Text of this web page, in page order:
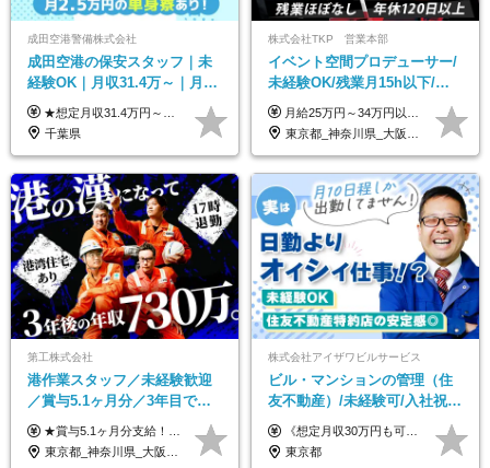
成田空港警備株式会社
成田空港の保安スタッフ｜未
経験OK｜月収31.4万～｜月
2.5万の単身寮｜住宅手当&家
族手当｜入社祝い金15万
★想定月収31.4万円～＋賞与年2回（59万円以上） ★入社お祝い金15万円支給 ★水道+光熱費無料の家賃がリーズナブルな社員寮(単身寮)あり！ ★住宅手当&家族手当あり 月給24万5000円以上(基本給21万1000円＋業務別手当35,000円)＋賞与年2回（賞与支給額：59万円以上を想定）＋残業代全額 ※みなし残業なし！残業代は全額支給します。 ※資格手当・深夜手当など、様々な手当をご用意しています。 ※入社お祝い金は１か月経過後、3ヶ月経過後、6ヶ月経過後に各5万円ずつ給与に加算して支給いたします。 ※指定の検定資格をお持ちの方には別途手当を支給します。入社後に取得した場合は給与に加算し支給します。 ・施設警備 1級7,000円 2級4,000円 ・交通誘導 1級7,000円 2級4,000円 ・雑踏警備 1級7,000円 2級4,000円 など
千葉県
株式会社TKP 営業本部
イベント空間プロデューサー/
未経験OK/残業月15h以下/豊
富な福利厚生/全国募集/平均有
給取得日数14.9日
月給25万円～34万円以上＋各種手当＋残業代＋賞与年2回（昨年度2～4ヶ月分） 初年度想定年収：350万円～ ＜クラス・経験別の月給目安＞ ■メンバークラス：月給25万円以上 ■店長やSVなどのマネジメント経験者：月給30万円～スタート可 ■リーダークラス：月給34万円以上 ※月給は配属エリア・経験・能力を考慮して決定します（前職の経験・収入をお聞かせください）。 ※上記にはみなし残業手当20～30時間分（メンバー：3万1134円以上、経験5年以上：5万2448円以上、リーダー：5万9441円以上）を含みます。 ※超過分は別途支給いたします。
東京都_神奈川県_大阪府_愛知県_北海道_宮城県_静岡県_京都府_広島県_福岡県
第工株式会社
港作業スタッフ／未経験歓迎
／賞与5.1ヶ月分／3年目で年
収730万円も可／食事手当あり
／年休120日以上
★賞与5.1ヶ月分支給！ ★入社3年目・30代で年収730万円の先輩も活躍中！ ★入社1年目・20代で月収29万円の実績あり 月給：22.5万円～30.5万円＋各種手当＋賞与年2回＋残業代全額支給 ※経験・能力などを考慮のうえ決定します ※上記月給には食事手当(5000円／月）を含みます ※残業代は分単位で100％支給いたします ※試用期間3ヶ月。その間の給与・待遇に差異はありません 【月収例】 ◆33.5万円／31歳 入社7か月 ◆38.5万円／32歳 入社1年目 ◆48.4万円／44歳 入社12年目 ※経験・能力などを考慮のうえ決定 ※月収・給与例には休日手当も含みます 【手当詳細】 ◆交通費規定支給（上限3万5000円／月） ◆時間外手当全額支給 ◆休日出勤手当 ◆港湾住宅あり（1R・2万円台～） ◆資格取得支援制度：全額負担 ◆地域手当：関東地区1万円／月
東京都_神奈川県_大阪府_愛知県_兵庫県
株式会社アイザワビルサービス
ビル・マンションの管理（住
友不動産）/未経験可/入社祝い
金10万円/月収30万円可/40～
50代活躍/S102
《想定月収30万円も可能！/想定年収380万円》 ■月給24万5000円以上＋賞与年2回(2カ月/2025年実績)＋時間外手当＋資格手当＋役職手当＋交通費 ………… ≪昇給、賞与、および各種諸手当について≫ ◇入社お祝い金（10万円 ※3カ月精勤後支給） ◇昇給/年1回 ◇賞与/年2回(2カ月/2025年実績) ◇時間外手当 ◇資格手当 └・ビル設備管理技能士1級（1万円/月） ・ビル設備管理技能士2級（5000円/月） ・建築物環境衛生管理技術者（1万円/月） ・防火管理技能者（3000円/月） ・消防設備士乙4類（3000円/月） 他 ◇役職手当 └・班長/サブリーダー/リーダー（5000円～2万円/月） ◇物件手当（最大2万円 ※物件により異なる） ◇退職金あり ※経験・年齢・能力を考慮した上、当社規定により優遇いたします。 ※3カ月の試用期間あり。その間の給与や福利厚生に差異はありません。 《モデル年収》 ・入社1年/35歳：年収380万円 ・入社3年/38歳：年収400万円
東京都